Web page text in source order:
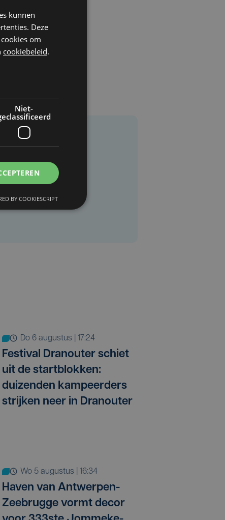
do 6 augustus | 17:24
Festival Dranouter schiet
uit de startblokken:
duizenden kampeerders
strijken neer in Dranouter
wo 5 augustus | 16:34
Haven van Antwerpen-
Zeebrugge vormt decor
kunnen
Deze
om
cookiebeleid.
Niet-
BY COOKIESCRIPT